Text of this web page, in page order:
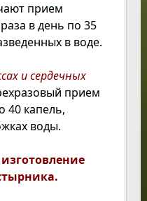
прием
в день по 35
в воде.
и сердечных
прием
40 капель,
воды.